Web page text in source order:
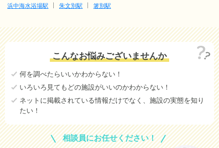
浜中海水浴場駅
朱文別駅 箸別駅
こんなお悩みございませんか
何を調べたらいいかわからない！
いろいろ見てもどの施設がいいのかわからない！
ネットに掲載されている情報だけでなく、施設の実態を知り
たい！
相談員にお任せください！